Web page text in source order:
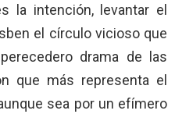
la intención, levantar el
el círculo vicioso que
drama de las
que más representa el
sea por un efímero